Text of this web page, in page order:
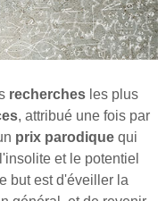
recherches les plus
, attribué une fois par
prix parodiquequi
et le potentiel
but est d'éveiller la